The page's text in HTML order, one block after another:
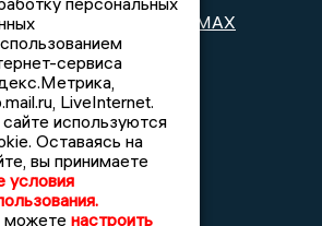
в телеграм
MAX
изданий
сервиса
LiveInternet.
используются
Оставаясь на
вы принимаете
условия
настроить